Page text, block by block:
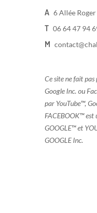
A 6 Allée
T 06 64 47 94
M
Ce site ne fait
Google Inc. ou
par YouTube™,
FACEBOOK™ est
GOOGLE™ et
GOOGLE Inc.